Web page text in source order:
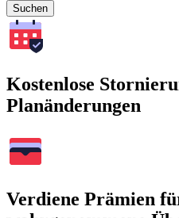
Suchen
Kostenlose
Planänderungen
Verdiene Prämien